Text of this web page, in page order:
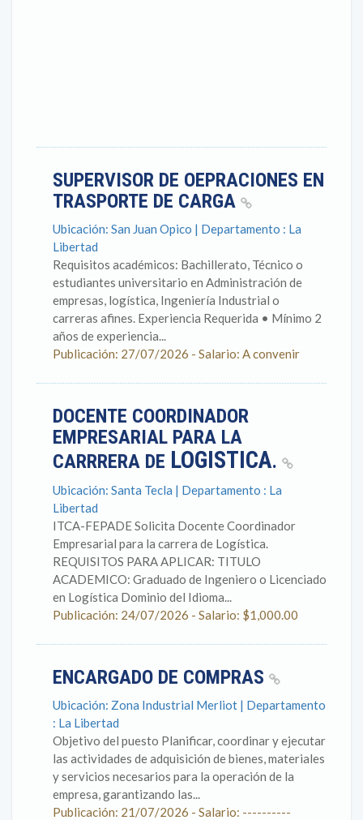
SUPERVISOR DE OEPRACIONES EN
TRASPORTE DE CARGA
Ubicación: San Juan Opico | Departamento : La
Libertad
Requisitos académicos: Bachillerato, Técnico o
estudiantes universitario en Administración de
empresas, logística, Ingeniería Industrial o
carreras afines. Experiencia Requerida • Mínimo 2
años de experiencia...
Publicación: 27/07/2026 - Salario: A convenir
DOCENTE COORDINADOR
EMPRESARIAL PARA LA
CARRRERA DE LOGISTICA.
Ubicación: Santa Tecla | Departamento : La
Libertad
ITCA-FEPADE Solicita Docente Coordinador
Empresarial para la carrera de Logística.
REQUISITOS PARA APLICAR: TITULO
ACADEMICO: Graduado de Ingeniero o Licenciado
en Logística Dominio del Idioma...
Publicación: 24/07/2026 - Salario: $1,000.00
ENCARGADO DE COMPRAS
Ubicación: Zona Industrial Merliot | Departamento
: La Libertad
Objetivo del puesto Planificar, coordinar y ejecutar
las actividades de adquisición de bienes, materiales
y servicios necesarios para la operación de la
empresa, garantizando las...
Publicación: 21/07/2026 - Salario: ----------